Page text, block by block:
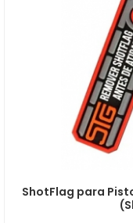
ShotFlag para